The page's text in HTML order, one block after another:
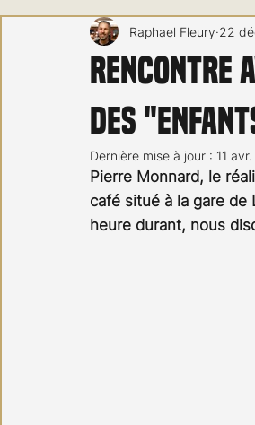
Max Borg Laurent Scherlen
Carnet noir Open Air
Rencontre
des
Raphael Fleury 22
Dernière mise à jour : 11
Pierre Monnard, le
café situé à la gare
heure durant, nous